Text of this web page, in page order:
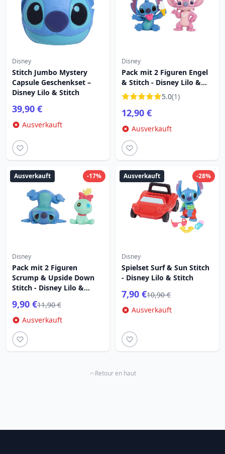
Disney
Stitch Jumbo Mystery
Capsule Geschenkset –
Disney Lilo & Stitch
39,90 €
Ausverkauft
Disney
Pack mit 2 Figuren Engel
& Stitch - Disney Lilo &
Stitch
5.0(1)
12,90 €
Ausverkauft
-17%
Ausverkauft
Disney
Pack mit 2 Figuren
Scrump & Upside Down
Stitch - Disney Lilo &
9,90 €11,90 €
Ausverkauft
-28%
Ausverkauft
Disney
Spielset Surf & Sun Stitch
- Disney Lilo & Stitch
7,90 €10,90 €
Ausverkauft
Retour en haut